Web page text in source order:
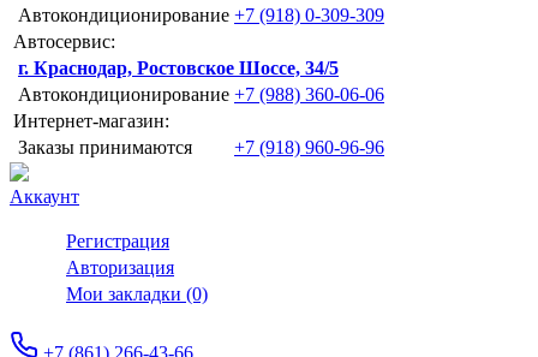
Автокондиционирование +7 (918) 0-309-309
Автосервис:
г. Краснодар, Ростовское Шоссе, 34/5
Автокондиционирование +7 (988) 360-06-06
Интернет-магазин:
Заказы принимаются
+7 (918) 960-96-96
Аккаунт
Регистрация
Авторизация
Мои закладки (0)
+7 (861) 266-43-66